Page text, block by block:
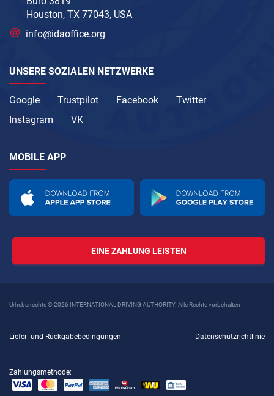
Houston, TX 77043, USA
info@idaoffice.org
UNSERE SOZIALEN NETZWERKE
Google Trustpilot Facebook
Twitter
Instagram
VK
MOBILE APP
EINE ZAHLUNG LEISTEN
Urheberrechte © 2026 INTERNATIONAL DRIVING AUTHORITY. Alle Rechte vorbehalten
Liefer- und Rückgabebedingungen Datenschutzrichtlinie
Zahlungsmethode: